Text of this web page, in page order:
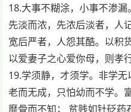
18.大事不糊涂，小事不渗
先淡而浓，先浓后淡者，人
宽后严者，人怨其酷。以积
以爱妻子之心爱你母，则孝
19.学须静，才须学。非学
老而无成，只怕幼而不学。
靡骨而不知； 贫贱如针砭